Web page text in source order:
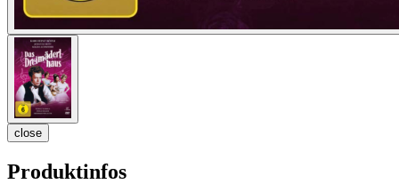
close
Produktinfos